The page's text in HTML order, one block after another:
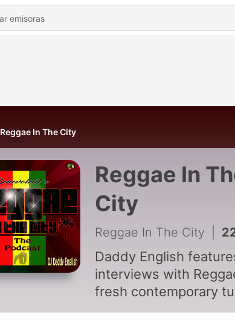
Reggae In The City
Reggae In
City
Reggae In The City 228 - Ep
Daddy English
interviews with
fresh contemporary
timeless classics,